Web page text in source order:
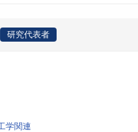
研究代表者
学関連